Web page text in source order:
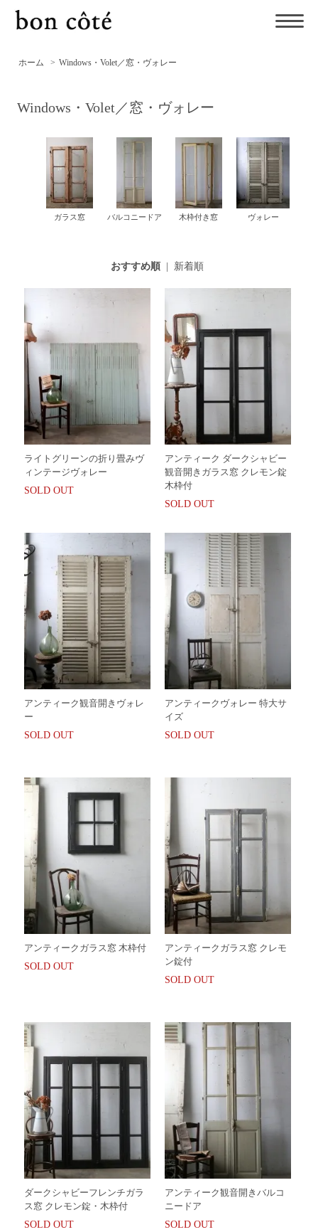
ホーム > Windows・Volet／窓・ヴォレー
Windows・Volet／窓・ヴォレー
ガラス窓 バルコニードア 木枠付き窓 ヴォレー
おすすめ順 | 新着順
ライトグリーンの折り畳みヴ
ィンテージヴォレー
SOLD OUT
アンティーク ダークシャビー
観音開きガラス窓 クレモン錠
木枠付
SOLD OUT
アンティーク観音開きヴォレ
ー
SOLD OUT
アンティークヴォレー 特大サ
イズ
SOLD OUT
アンティークガラス窓 木枠付
SOLD OUT
アンティークガラス窓 クレモ
ン錠付
SOLD OUT
ダークシャビーフレンチガラ
ス窓 クレモン錠・木枠付
SOLD OUT
アンティーク観音開きバルコ
ニードア
SOLD OUT